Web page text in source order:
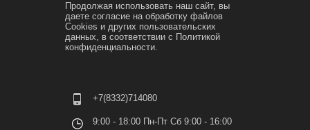
Продолжая использовать наш сайт, вы
даете согласие на обработку файлов
Cookies и других пользовательских
данных, в соответствии с Политикой
конфиденциальности.
+7(8332)714080
9:00 - 18:00 Пн-Пт Сб 9:00 - 16:00